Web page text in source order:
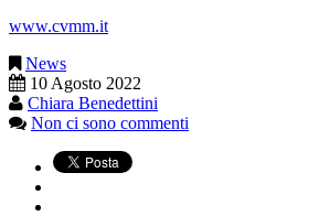
www.cvmm.it
News
10 Agosto 2022
Chiara Benedettini
Non ci sono commenti